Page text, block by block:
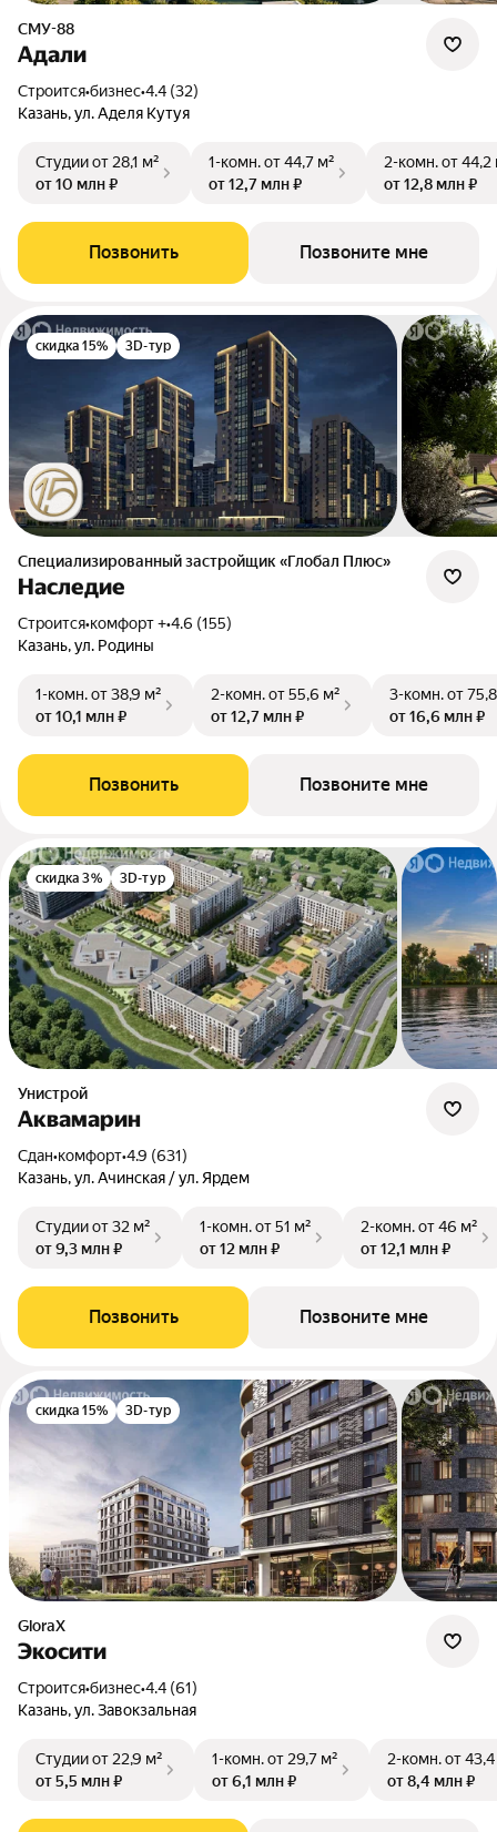
СМУ-88
Адали
Строится•бизнес•4.4 (32)
Казань, ул. Аделя Кутуя
Студииот 28,1 м²
от 10 млн ₽
1-комн.от 44,7 м²
от 12,7 млн ₽
2-комн.от 44,2
от 12,8 млн ₽
Позвонить Позвоните мне
скидка 15% 3D-тур
Специализированный застройщик «Глобал Плюс»
Наследие
Строится•комфорт +•4.6 (155)
Казань, ул. Родины
1-комн.от 38,9 м²
от 10,1 млн ₽
2-комн.от 55,6 м²
от 12,7 млн ₽
3-комн.от
от 16,6 млн ₽
Позвонить Позвоните мне
скидка 3% 3D-тур
Унистрой
Аквамарин
Сдан•комфорт•4.9 (631)
Казань, ул. Ачинская / ул. Ярдем
Студииот 32 м²
от 9,3 млн ₽
1-комн.от 51 м²
от 12 млн ₽
2-комн.от 46 м²
от 12,1 млн ₽
Позвонить Позвоните мне
скидка 15% 3D-тур
GloraX
Экосити
Строится•бизнес•4.4 (61)
Казань, ул. Завокзальная
Студииот 22,9 м²
от 5,5 млн ₽
1-комн.от 29,7 м²
от 6,1 млн ₽
2-комн.от
от 8,4 млн ₽